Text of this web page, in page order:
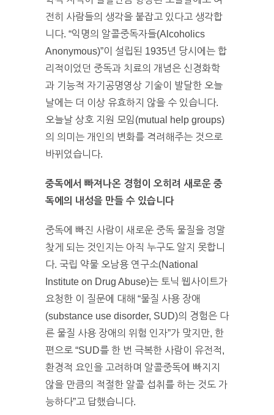
전히 사람들의 생각을 붙잡고 있다고 생각합
니다. “익명의 알콜중독자들(Alcoholics
Anonymous)”이 설립된 1935년 당시에는 합
리적이었던 중독과 치료의 개념은 신경화학
과 기능적 자기공명영상 기술이 발달한 오늘
날에는 더 이상 유효하지 않을 수 있습니다.
오늘날 상호 지원 모임(mutual help groups)
의 의미는 개인의 변화를 격려해주는 것으로
바뀌었습니다.
중독에서 빠져나온 경험이 오히려 새로운 중
독에의 내성을 만들 수 있습니다
중독에 빠진 사람이 새로운 중독 물질을 정말
찾게 되는 것인지는 아직 누구도 알지 못합니
다. 국립 약물 오남용 연구소(National
Institute on Drug Abuse)는 토닉 웹사이트가
요청한 이 질문에 대해 “물질 사용 장애
(substance use disorder, SUD)의 경험은 다
른 물질 사용 장애의 위험 인자”가 맞지만, 한
편으로 “SUD를 한 번 극복한 사람이 유전적,
환경적 요인을 고려하며 알콜중독에 빠지지
않을 만큼의 적절한 알콜 섭취를 하는 것도 가
능하다”고 답했습니다.